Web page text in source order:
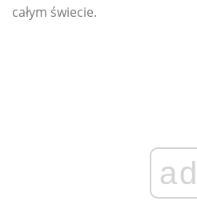
całym świecie.
ad